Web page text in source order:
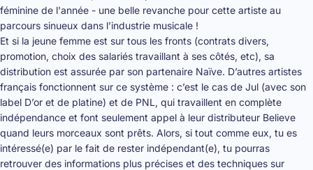
féminine de l'année - une belle revanche pour cette artiste au
parcours sinueux dans l’industrie musicale !
Et si la jeune femme est sur tous les fronts (contrats divers,
promotion, choix des salariés travaillant à ses côtés, etc), sa
distribution est assurée par son partenaire Naïve. D’autres artistes
français fonctionnent sur ce système : c’est le cas de Jul (avec son
label D’or et de platine) et de PNL, qui travaillent en complète
indépendance et font seulement appel à leur distributeur Believe
quand leurs morceaux sont prêts. Alors, si tout comme eux, tu es
intéressé(e) par le fait de rester indépendant(e), tu pourras
retrouver des informations plus précises et des techniques sur